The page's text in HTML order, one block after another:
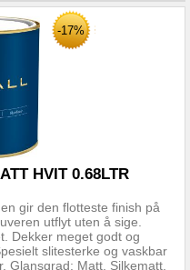
-17%
gir den flotteste finish på
utflyt uten å sige.
Dekker meget godt og
slitesterke og vaskbar
Glansgrad: Matt, Silkematt,
HVIT 0.68LTR